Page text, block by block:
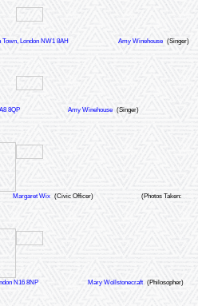
London NW1 8AH Amy Winehouse (Singer)
8QP Amy Winehouse (Singer)
Margaret Wix (Civic Officer)
(Photos Taken:
N16 8NP Mary Wollstonecraft (Philosopher)